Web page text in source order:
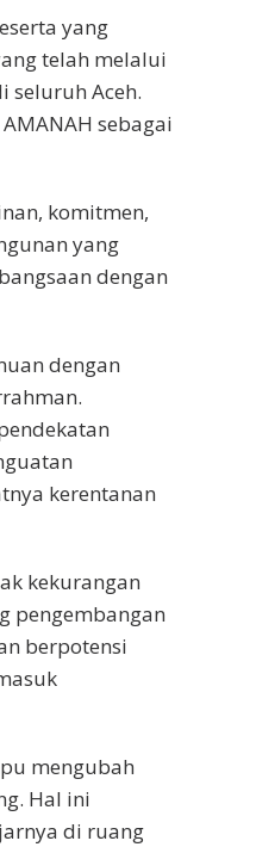
yang
telah melalui
seluruh Aceh.
sebagai
komitmen,
yang
dengan
dengan
kerentanan
kekurangan
pengembangan
berpotensi
mengubah
Hal ini
di ruang